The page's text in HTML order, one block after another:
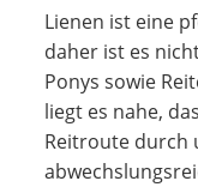
Lienen ist eine
daher ist es
Ponys sowie
liegt es nahe,
Reitroute durch